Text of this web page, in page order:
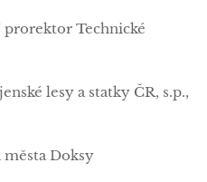
prorektor Technické
lesy a statky ČR, s.p.,
města Doksy